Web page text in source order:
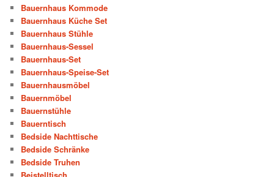
Bauernhaus Kommode
Bauernhaus Küche Set
Bauernhaus Stühle
Bauernhaus-Sessel
Bauernhaus-Set
Bauernhaus-Speise-Set
Bauernhausmöbel
Bauernmöbel
Bauernstühle
Bauerntisch
Bedside Nachttische
Bedside Schränke
Bedside Truhen